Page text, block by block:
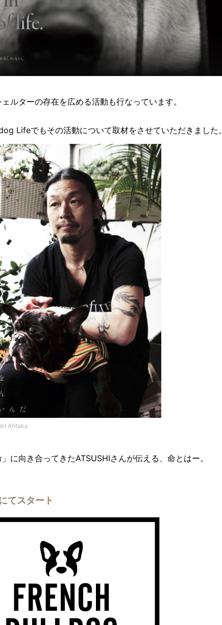
ルターの存在を広める活動も行なっています。
Lifeでもその活動について取材をさせていただきました。
Aritaka
に向き合ってきたATSUSHIさんが伝える、命とはー。
てスタート